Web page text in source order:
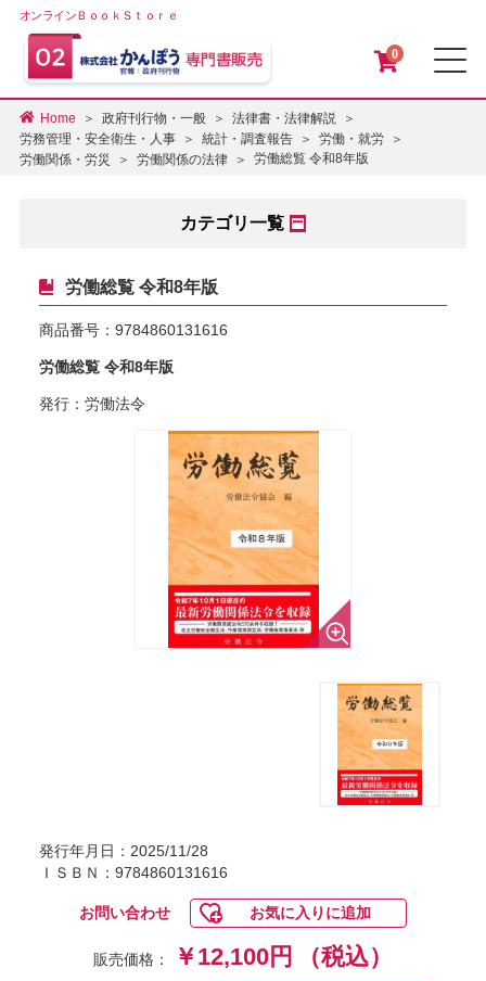
オンラインＢｏｏｋＳｔｏｒｅ
0
Home 政府刊行物・一般
法律書・法律解説
労務管理・安全衛生・人事
統計・調査報告
労働・就労
労働関係・労災
労働関係の法律 労働総覧 令和8年版
カテゴリ一覧
労働総覧 令和8年版
商品番号： 9784860131616
労働総覧 令和8年版
発行：労働法令
発行年月日：2025/11/28
ＩＳＢＮ：9784860131616
お問い合わせ お気に入りに追加
販売価格： ￥12,100円 （税込）